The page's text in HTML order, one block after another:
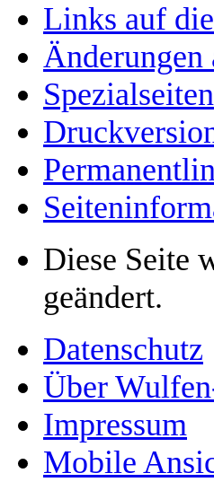
Links auf
Änderungen
Spezialseiten
Diese Seite
geändert.
Datenschutz
Über
Impressum
Mobile